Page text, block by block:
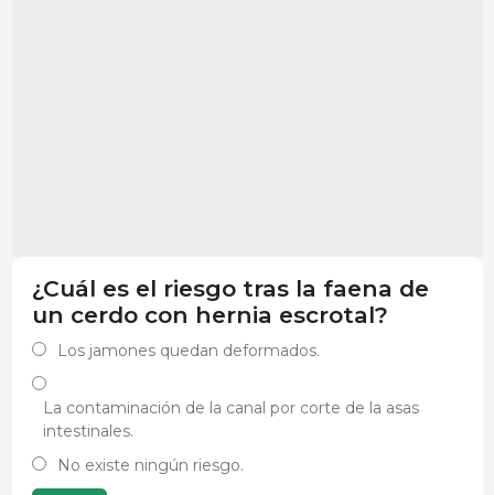
¿Cuál es el riesgo tras la faena de
un cerdo con hernia escrotal?
Los jamones quedan deformados.
La contaminación de la canal por corte de la asas
intestinales.
No existe ningún riesgo.